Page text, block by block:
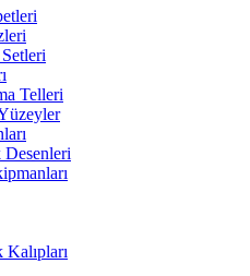
Telleri
Desenleri